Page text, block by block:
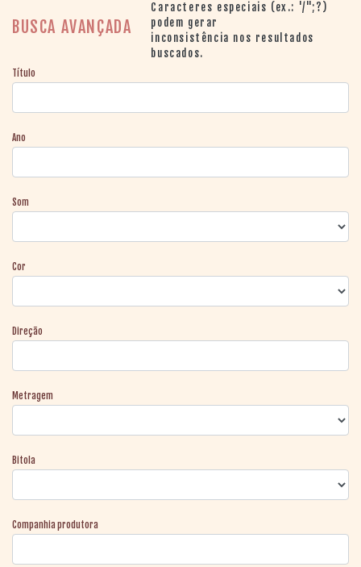
> ARQUIVO
> FILMOGRAFIAS DE
> DISCOGRAFIAS
LOCALIZAÇÃO
BUSCA AVANÇADA
Caracteres especiais (ex.: '/";?)
podem gerar
inconsistência nos resultados
buscados.
Título
Ano
Som
Cor
Direção
Metragem
Bitola
Companhia produtora